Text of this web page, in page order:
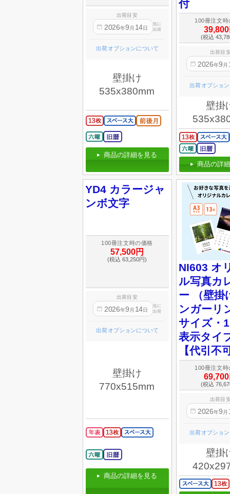
出荷目安
2026年9 月 14日
迄に
出荷
出荷オプションについて
壁掛け
535x380mm
商品の詳細を見る
付
100冊注文時
(税込
出荷目
2026年9 月
出荷オプショ
壁掛
商品の詳
YD4 カラージャ
ンボ文字
100冊注文時の価格
57,500円
(税込 63,250円)
出荷目安
2026年9 月 14日
迄に
出荷
出荷オプションについて
壁掛け
770x515mm
商品の詳細を見る
NI603 オ
ル写真カ
ー （壁掛
ンガーリ
サイズ・
表示タイ
【代引不
100冊注文時
(税込
出荷目
2026年9 月
出荷オプショ
壁掛